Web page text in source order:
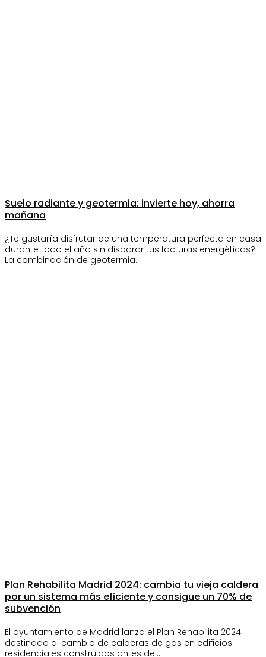
Suelo radiante y geotermia: invierte hoy, ahorra
mañana
¿Te gustaría disfrutar de una temperatura perfecta en casa
durante todo el año sin disparar tus facturas energéticas?
La combinación de geotermia…
Plan Rehabilita Madrid 2024: cambia tu vieja caldera
por un sistema más eficiente y consigue un 70% de
subvención
El ayuntamiento de Madrid lanza el Plan Rehabilita 2024
destinado al cambio de calderas de gas en edificios
residenciales construidos antes de…